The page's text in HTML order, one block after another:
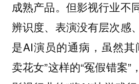
成熟产品。但影视行业不
辨识度、表演没有层次感
是AI演员的通病，虽然其
卖花女”这样的“冤假错案”